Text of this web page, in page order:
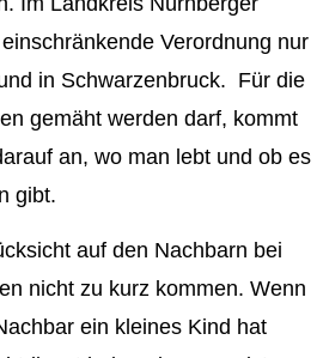
Verordnung nur
in Schwarzenbruck. Für die
gemäht werden darf, kommt
an, wo man lebt und ob es
gibt.
auf den Nachbarn bei
nicht zu kurz kommen. Wenn
ein kleines Kind hat